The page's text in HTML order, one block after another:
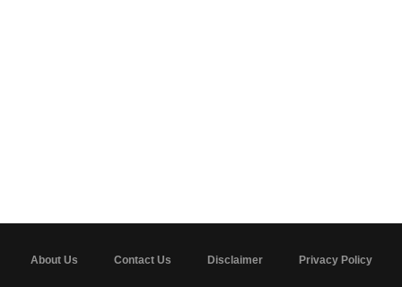
About Us Contact Us Disclaimer Privacy Policy